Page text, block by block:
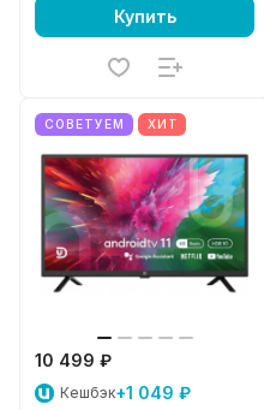
Купить
СОВЕТУЕМ ХИТ
10 499 ₽
Кешбэк+1 049 ₽